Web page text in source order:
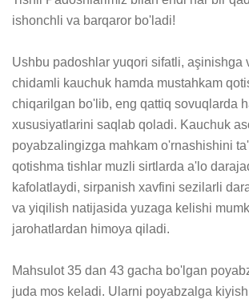
ishonchli va barqaror bo'ladi!
Ushbu padoshlar yuqori sifatli, aşinishga
chidamli kauchuk hamda mustahkam
chiqarilgan bo'lib, eng qattiq sovuqlarda
xususiyatlarini saqlab qoladi. Kauchuk
poyabzalingizga mahkam o'rnashishini
qotishma tishlar muzli sirtlarda a'lo
kafolatlaydi, sirpanish xavfini sezilarli
va yiqilish natijasida yuzaga kelishi
jarohatlardan himoya qiladi.
Mahsulot 35 dan 43 gacha bo'lgan
juda mos keladi. Ularni poyabzalga